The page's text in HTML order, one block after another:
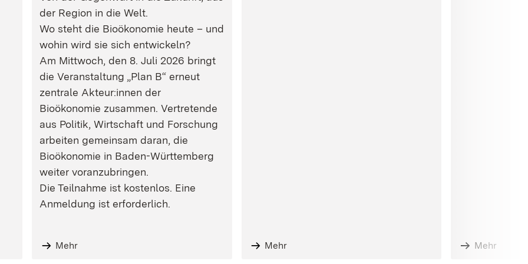
der Region in die Welt.
Wo steht die Bioökonomie heute – und
wohin wird sie sich entwickeln?
Am Mittwoch, den 8. Juli 2026 bringt
die Veranstaltung „Plan B“ erneut
zentrale Akteur:innen der
Bioökonomie zusammen. Vertretende
aus Politik, Wirtschaft und Forschung
arbeiten gemeinsam daran, die
Bioökonomie in Baden-Württemberg
weiter voranzubringen.
Die Teilnahme ist kostenlos. Eine
Anmeldung ist erforderlich.
Mehr Mehr Mehr